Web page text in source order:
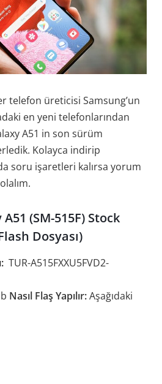
telefon üreticisi Samsung’un
en yeni telefonlarından
A51 in son sürüm
Kolayca indirip
soru işaretleri kalırsa yorum
(SM-515F) Stock
Dosyası)
TUR-A515FXXU5FVD2-
Nasıl Flaş Yapılır:Aşağıdaki